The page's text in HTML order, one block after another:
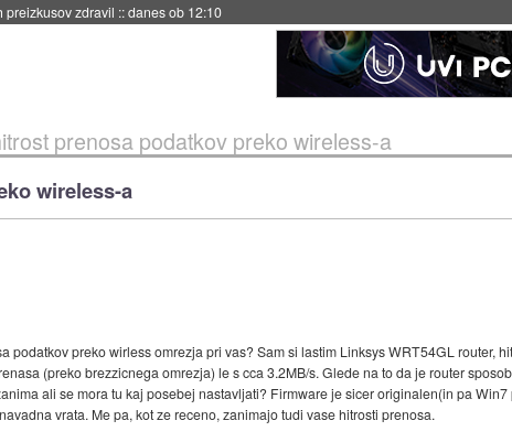
preizkusov zdravil ::danes ob 12:10
prenosa podatkov preko wireless-a
wireless-a
podatkov preko wirless omrezja pri vas? Sam si lastim Linksys WRT54GL router,
(preko brezzicnega omrezja) le s cca 3.2MB/s. Glede na to da je router
ali se mora tu kaj posebej nastavljati? Firmware je sicer originalen(in pa
vrata. Me pa, kot ze receno, zanimajo tudi vase hitrosti prenosa.